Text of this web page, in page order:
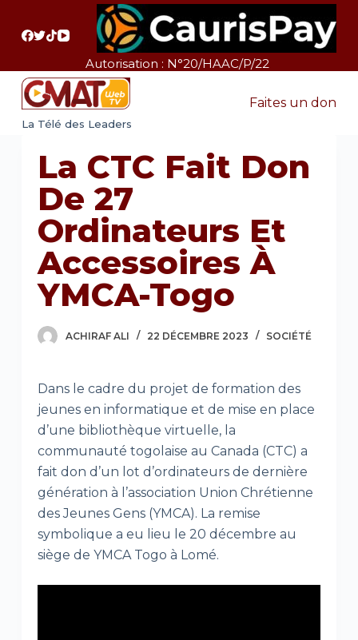
a
Autorisation : N°20/HAAC/P/22
La Télé des Leaders
Faites un don
La CTC Fait Don
De 27
Ordinateurs Et
Accessoires À
YMCA-Togo
ACHIRAF ALI 22 DÉCEMBRE 2023 SOCIÉTÉ
Dans le cadre du projet de formation des
jeunes en informatique et de mise en place
d’une bibliothèque virtuelle, la
communauté togolaise au Canada (CTC) a
fait don d’un lot d’ordinateurs de dernière
génération à l’association Union Chrétienne
des Jeunes Gens (YMCA). La remise
symbolique a eu lieu le 20 décembre au
siège de YMCA Togo à Lomé.